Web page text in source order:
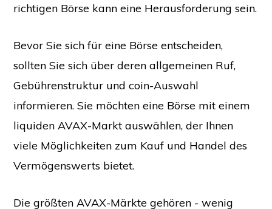
richtigen Börse kann eine Herausforderung sein.
Bevor Sie sich für eine Börse entscheiden,
sollten Sie sich über deren allgemeinen Ruf,
Gebührenstruktur und coin-Auswahl
informieren. Sie möchten eine Börse mit einem
liquiden AVAX-Markt auswählen, der Ihnen
viele Möglichkeiten zum Kauf und Handel des
Vermögenswerts bietet.
Die größten AVAX-Märkte gehören - wenig